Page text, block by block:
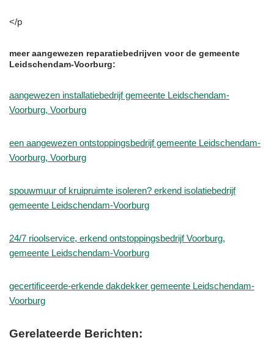
</p
meer aangewezen reparatiebedrijven voor de gemeente
Leidschendam-Voorburg:
aangewezen installatiebedrijf gemeente Leidschendam-
Voorburg, Voorburg
een aangewezen ontstoppingsbedrijf gemeente Leidschendam-
Voorburg, Voorburg
spouwmuur of kruipruimte isoleren? erkend isolatiebedrijf
gemeente Leidschendam-Voorburg
24/7 rioolservice, erkend ontstoppingsbedrijf Voorburg,
gemeente Leidschendam-Voorburg
gecertificeerde-erkende dakdekker gemeente Leidschendam-
Voorburg
Gerelateerde Berichten: